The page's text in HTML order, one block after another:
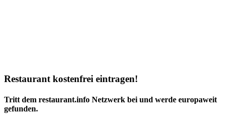
Restaurant kostenfrei eintragen!
Tritt dem restaurant.info Netzwerk bei und werde europaweit
gefunden.